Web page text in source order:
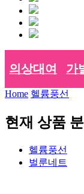
의상대여 가
Home 헬륨풍선
현재 상품
헬륨풍선
벌룬네트